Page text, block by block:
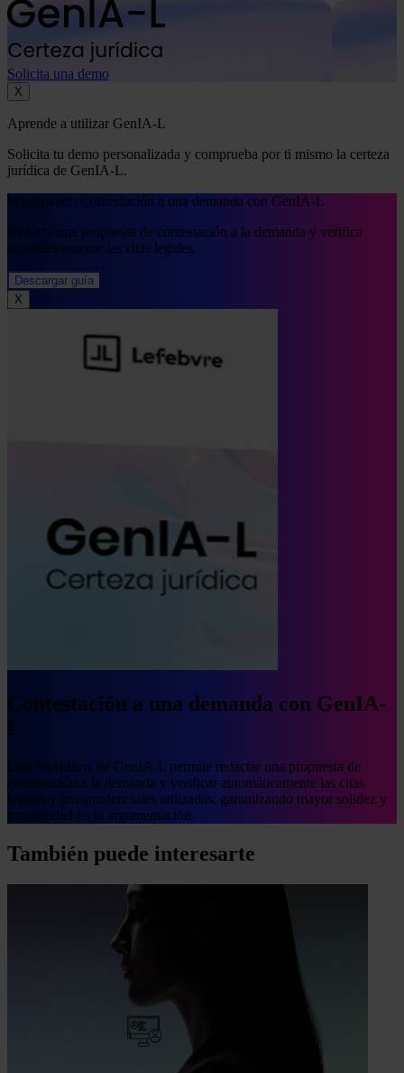
Solicita una demo
X
Aprende a utilizar GenIA-L
Solicita tu demo personalizada y comprueba por ti mismo la certeza
jurídica de GenIA-L.
Whitepaper: Contestación a una demanda con GenIA-L
Redacta una propuesta de contestación a la demanda y verifica
automáticamente las citas legales.
Descargar guía
X
Contestación a una demanda con GenIA-
L
Este Workflow de GenIA-L permite redactar una propuesta de
contestación a la demanda y verificar automáticamente las citas
legales y jurisprudenciales utilizadas, garantizando mayor solidez y
trazabilidad en la argumentación.
También puede interesarte